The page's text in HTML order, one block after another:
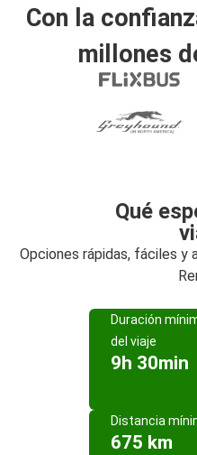
Con la
millones
Qué
Opciones rápidas, fáciles y
Duración
del viaje
9h 30min
Distancia
675 km